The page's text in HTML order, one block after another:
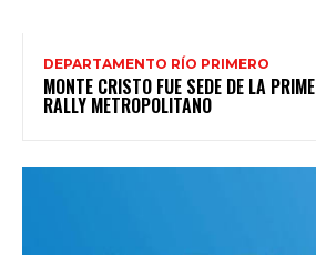
DEPARTAMENTO RÍO PRIMERO
MONTE CRISTO FUE SEDE DE LA
RALLY METROPOLITANO